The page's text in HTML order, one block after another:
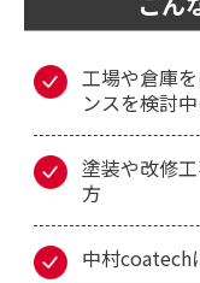
工場や倉庫
ンスを検討
塗装や改修
方
中村coatech